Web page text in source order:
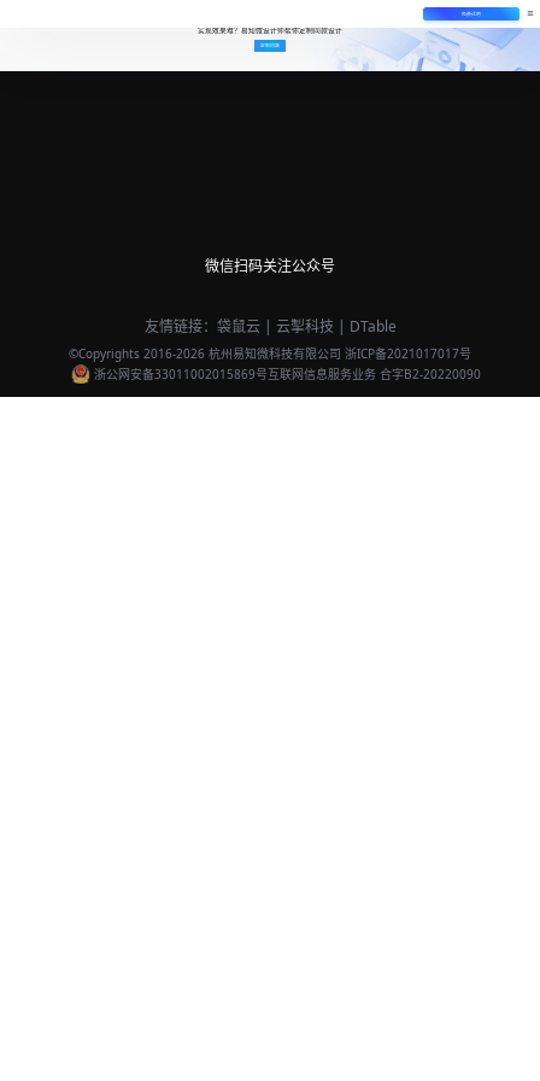
免费试用
实现效果难？易知微设计师帮你定制同款设计
定制同款
微信扫码关注公众号
友情链接： 袋鼠云 | 云掣科技 | DTable
©Copyrights 2016-2026 杭州易知微科技有限公司 浙ICP备2021017017号
浙公网安备33011002015869号互联网信息服务业务 合字B2-20220090